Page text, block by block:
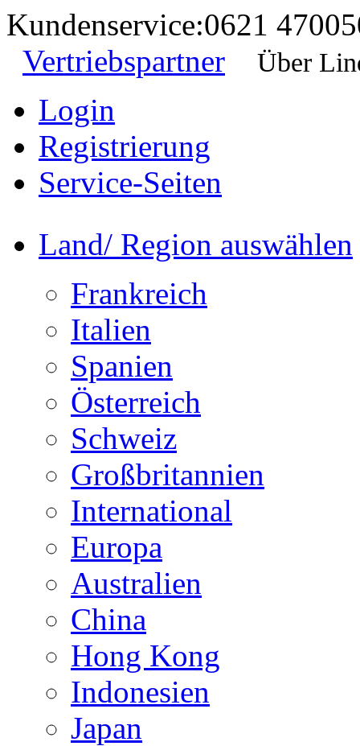
Kundenservice:0621
Vertriebspartner
Über
Login
Registrierung
Service-Seiten
Land/ Region auswählen
Frankreich
Italien
Spanien
Österreich
Schweiz
Großbritannien
International
Europa
Australien
China
Hong Kong
Indonesien
Japan